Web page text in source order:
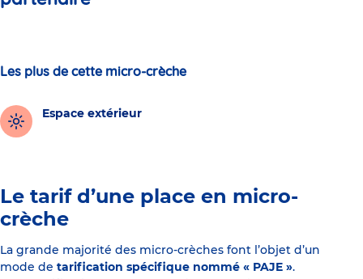
Les plus de cette micro-crèche
Espace extérieur
Le tarif d’une place en micro-
crèche
La grande majorité des micro-crèches font l’objet d’un
mode de tarification spécifique nommé « PAJE ».